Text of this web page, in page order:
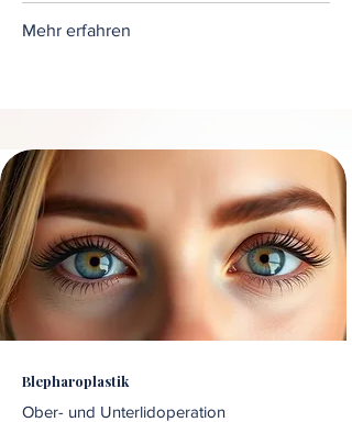
Mehr erfahren
Blepharoplastik
Ober- und Unterlidoperation